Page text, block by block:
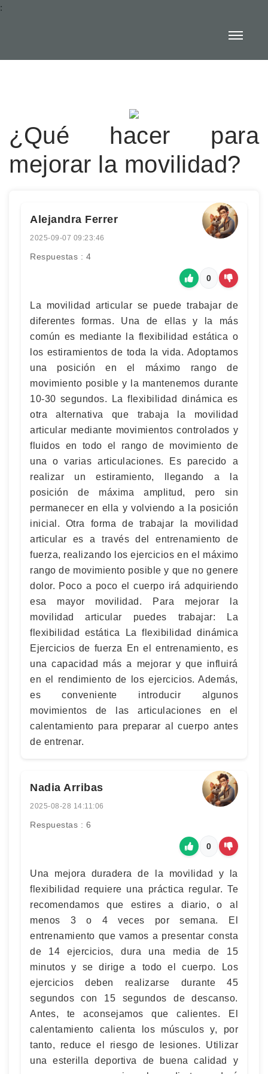
:
¿Qué hacer para
mejorar la movilidad?
Alejandra Ferrer
2025-09-07 09:23:46
Respuestas : 4
0
La movilidad articular se puede trabajar de
diferentes formas. Una de ellas y la más
común es mediante la flexibilidad estática o
los estiramientos de toda la vida. Adoptamos
una posición en el máximo rango de
movimiento posible y la mantenemos durante
10-30 segundos. La flexibilidad dinámica es
otra alternativa que trabaja la movilidad
articular mediante movimientos controlados y
fluidos en todo el rango de movimiento de
una o varias articulaciones. Es parecido a
realizar un estiramiento, llegando a la
posición de máxima amplitud, pero sin
permanecer en ella y volviendo a la posición
inicial. Otra forma de trabajar la movilidad
articular es a través del entrenamiento de
fuerza, realizando los ejercicios en el máximo
rango de movimiento posible y que no genere
dolor. Poco a poco el cuerpo irá adquiriendo
esa mayor movilidad. Para mejorar la
movilidad articular puedes trabajar: La
flexibilidad estática La flexibilidad dinámica
Ejercicios de fuerza En el entrenamiento, es
una capacidad más a mejorar y que influirá
en el rendimiento de los ejercicios. Además,
es conveniente introducir algunos
movimientos de las articulaciones en el
calentamiento para preparar al cuerpo antes
de entrenar.
Nadia Arribas
2025-08-28 14:11:06
Respuestas : 6
0
Una mejora duradera de la movilidad y la
flexibilidad requiere una práctica regular. Te
recomendamos que estires a diario, o al
menos 3 o 4 veces por semana. El
entrenamiento que vamos a presentar consta
de 14 ejercicios, dura una media de 15
minutos y se dirige a todo el cuerpo. Los
ejercicios deben realizarse durante 45
segundos con 15 segundos de descanso.
Antes, te aconsejamos que calientes. El
calentamiento calienta los músculos y, por
tanto, reduce el riesgo de lesiones. Utilizar
una esterilla deportiva de buena calidad y